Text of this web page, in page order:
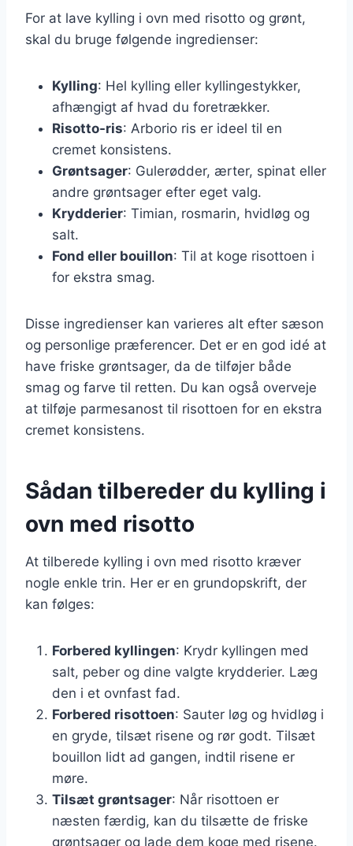
For at lave kylling i ovn med risotto og grønt,
skal du bruge følgende ingredienser:
Kylling: Hel kylling eller kyllingestykker,
afhængigt af hvad du foretrækker.
Risotto-ris: Arborio ris er ideel til en
cremet konsistens.
Grøntsager: Gulerødder, ærter, spinat eller
andre grøntsager efter eget valg.
Krydderier: Timian, rosmarin, hvidløg og
salt.
Fond eller bouillon: Til at koge risottoen i
for ekstra smag.
Disse ingredienser kan varieres alt efter sæson
og personlige præferencer. Det er en god idé at
have friske grøntsager, da de tilføjer både
smag og farve til retten. Du kan også overveje
at tilføje parmesanost til risottoen for en ekstra
cremet konsistens.
Sådan tilbereder du kylling i
ovn med risotto
At tilberede kylling i ovn med risotto kræver
nogle enkle trin. Her er en grundopskrift, der
kan følges:
Forbered kyllingen: Krydr kyllingen med
salt, peber og dine valgte krydderier. Læg
den i et ovnfast fad.
Forbered risottoen: Sauter løg og hvidløg i
en gryde, tilsæt risene og rør godt. Tilsæt
bouillon lidt ad gangen, indtil risene er
møre.
Tilsæt grøntsager: Når risottoen er
næsten færdig, kan du tilsætte de friske
grøntsager og lade dem koge med risene.